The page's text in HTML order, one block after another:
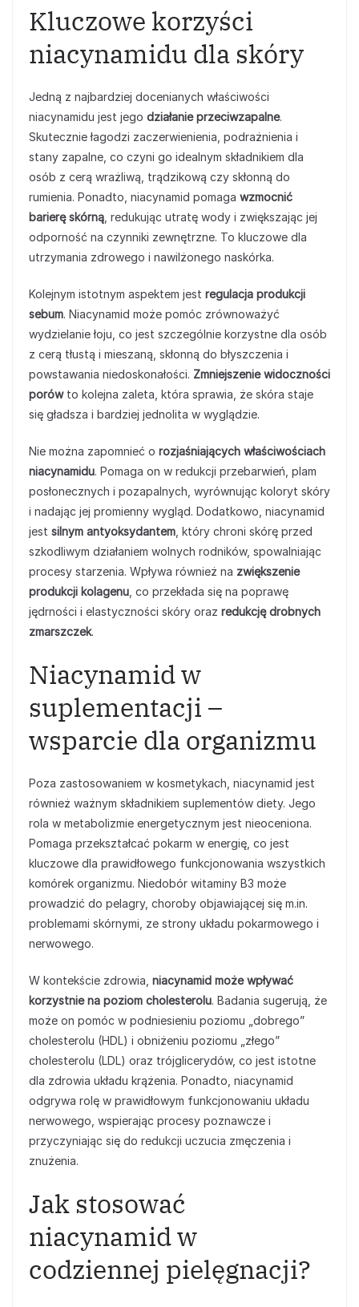
Kluczowe korzyści
niacynamidu dla skóry
Jedną z najbardziej docenianych właściwości
niacynamidu jest jego działanie przeciwzapalne.
Skutecznie łagodzi zaczerwienienia, podrażnienia i
stany zapalne, co czyni go idealnym składnikiem dla
osób z cerą wrażliwą, trądzikową czy skłonną do
rumienia. Ponadto, niacynamid pomaga wzmocnić
barierę skórną , redukując utratę wody i zwiększając jej
odporność na czynniki zewnętrzne. To kluczowe dla
utrzymania zdrowego i nawilżonego naskórka.
Kolejnym istotnym aspektem jest regulacja produkcji
sebum. Niacynamid może pomóc zrównoważyć
wydzielanie łoju, co jest szczególnie korzystne dla osób
z cerą tłustą i mieszaną, skłonną do błyszczenia i
powstawania niedoskonałości. Zmniejszenie widoczności
porówto kolejna zaleta, która sprawia, że skóra staje
się gładsza i bardziej jednolita w wyglądzie.
Nie można zapomnieć o rozjaśniających właściwościach
niacynamidu. Pomaga on w redukcji przebarwień, plam
posłonecznych i pozapalnych, wyrównując koloryt skóry
i nadając jej promienny wygląd. Dodatkowo, niacynamid
jest silnym antyoksydantem , który chroni skórę przed
szkodliwym działaniem wolnych rodników, spowalniając
procesy starzenia. Wpływa również na zwiększenie
produkcji kolagenu , co przekłada się na poprawę
jędrności i elastyczności skóry oraz redukcję drobnych
zmarszczek.
Niacynamid w
suplementacji –
wsparcie dla organizmu
Poza zastosowaniem w kosmetykach, niacynamid jest
również ważnym składnikiem suplementów diety. Jego
rola w metabolizmie energetycznym jest nieoceniona.
Pomaga przekształcać pokarm w energię, co jest
kluczowe dla prawidłowego funkcjonowania wszystkich
komórek organizmu. Niedobór witaminy B3 może
prowadzić do pelagry, choroby objawiającej się m.in.
problemami skórnymi, ze strony układu pokarmowego i
nerwowego.
W kontekście zdrowia, niacynamid może wpływać
korzystnie na poziom cholesterolu. Badania sugerują, że
może on pomóc w podniesieniu poziomu „dobrego”
cholesterolu (HDL) i obniżeniu poziomu „złego”
cholesterolu (LDL) oraz trójglicerydów, co jest istotne
dla zdrowia układu krążenia. Ponadto, niacynamid
odgrywa rolę w prawidłowym funkcjonowaniu układu
nerwowego, wspierając procesy poznawcze i
przyczyniając się do redukcji uczucia zmęczenia i
znużenia.
Jak stosować
niacynamid w
codziennej pielęgnacji?